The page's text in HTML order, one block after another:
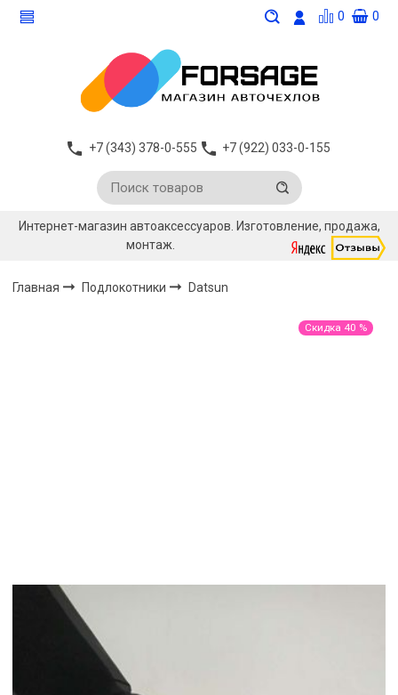
0 0
+7 (343) 378-0-555 +7 (922) 033-0-155
Интернет-магазин автоаксессуаров. Изготовление, продажа,
монтаж.
Главная Подлокотники Datsun
Скидка 40 %